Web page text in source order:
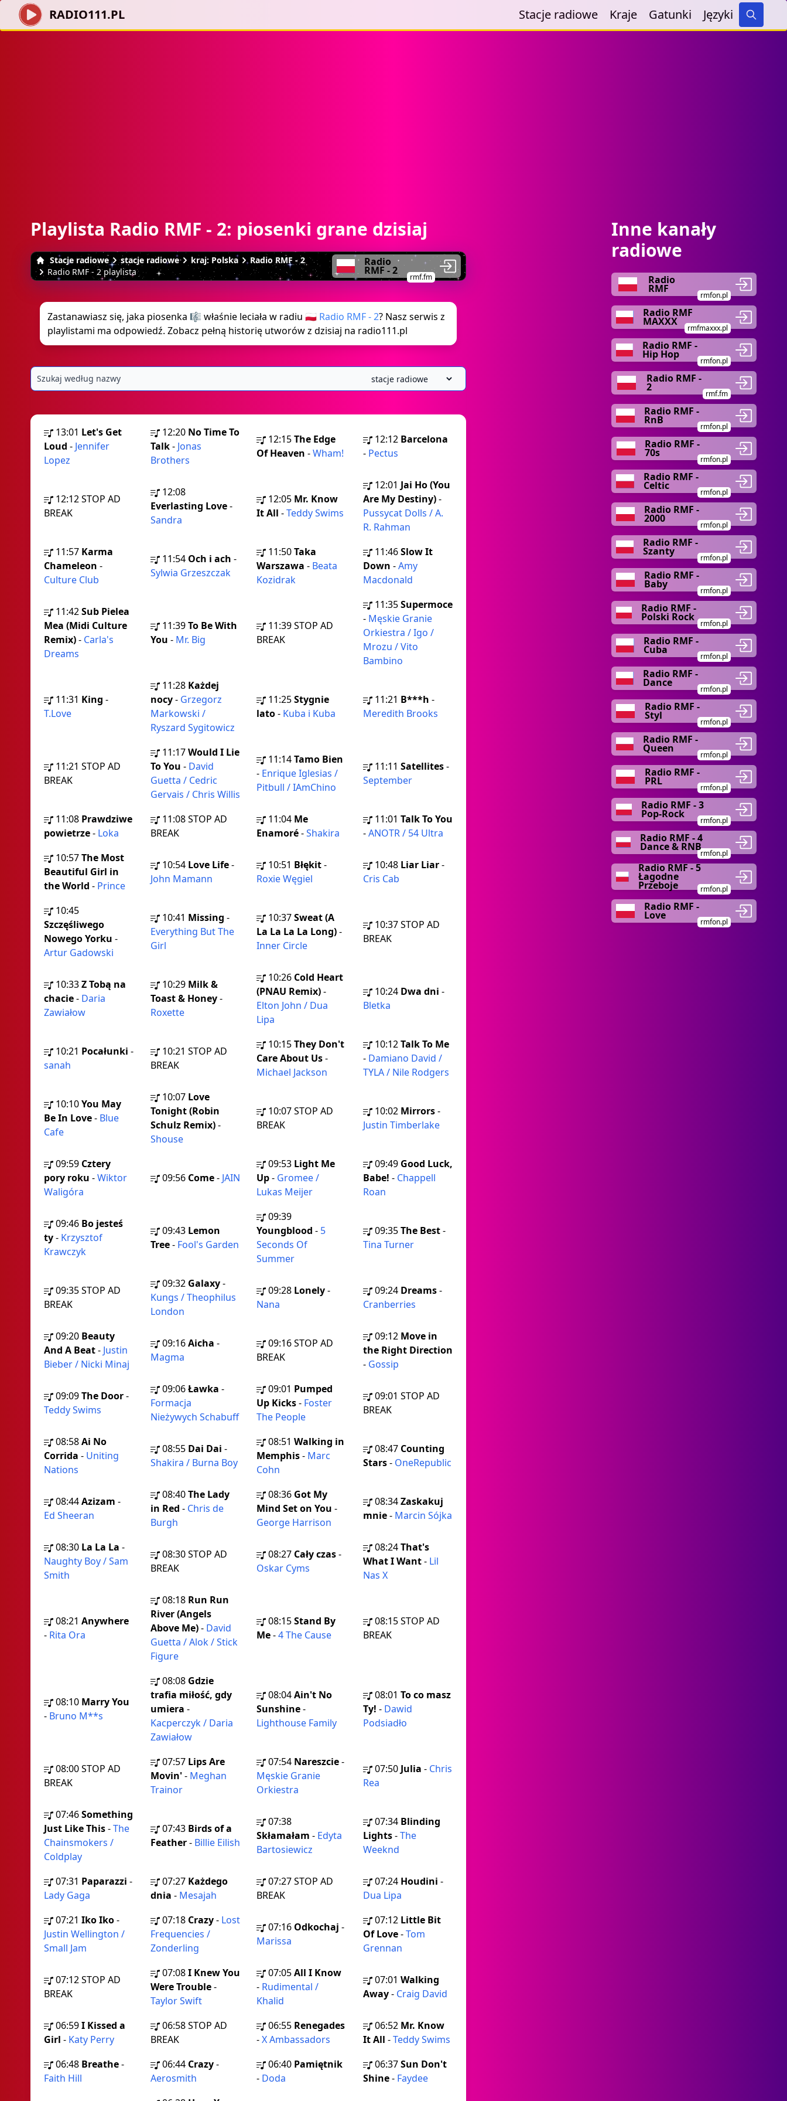
RADIO111.PL Stacje radiowe Kraje Gatunki Języki
Search
Playlista Radio RMF - 2: piosenki grane dzisiaj
Stacje radiowe stacje radiowe kraj: Polska
Radio RMF - 2
Radio RMF - 2 playlista
Radio
RMF - 2
rmf.fm
Zastanawiasz się, jaka piosenka 🎼 właśnie leciała w radiu 🇵🇱 Radio RMF - 2? Nasz serwis z
playlistami ma odpowiedź. Zobacz pełną historię utworów z dzisiaj na radio111.pl
13:01 Let's Get
Loud - Jennifer
Lopez
12:20 No Time To
Talk- Jonas
Brothers
12:15The Edge
Of Heaven -Wham!
12:12 Barcelona
- Pectus
12:12STOP AD
BREAK
12:08
Everlasting Love-
Sandra
12:05 Mr. Know
It All -Teddy Swims
12:01 Jai Ho (You
Are My Destiny)-
Pussycat Dolls / A.
R. Rahman
11:57 Karma
Chameleon -
Culture Club
11:54 Och i ach -
Sylwia Grzeszczak
11:50Taka
Warszawa - Beata
Kozidrak
11:46 Slow It
Down -Amy
Macdonald
11:42Sub Pielea
Mea (Midi Culture
Remix)- Carla's
Dreams
11:39 To Be With
You - Mr. Big
11:39STOP AD
BREAK
11:35 Supermoce
- Męskie Granie
Orkiestra / Igo /
Mrozu / Vito
Bambino
11:31 King -
T.Love
11:28 Każdej
nocy- Grzegorz
Markowski /
Ryszard Sygitowicz
11:25Stygnie
lato- Kuba i Kuba
11:21 B***h -
Meredith Brooks
11:21 STOP AD
BREAK
11:17 Would I Lie
To You - David
Guetta / Cedric
Gervais / Chris Willis
11:14Tamo Bien
- Enrique Iglesias /
Pitbull / IAmChino
11:11 Satellites-
September
11:08 Prawdziwe
powietrze- Loka
11:08 STOP AD
BREAK
11:04 Me
Enamoré-Shakira
11:01 Talk To You
-ANOTR / 54 Ultra
10:57The Most
Beautiful Girl in
the World - Prince
10:54 Love Life-
John Mamann
10:51 Błękit-
Roxie Węgiel
10:48 Liar Liar-
Cris Cab
10:45
Szczęśliwego
Nowego Yorku -
Artur Gadowski
10:41 Missing -
Everything But The
Girl
10:37Sweat (A
La La La La Long)-
Inner Circle
10:37 STOP AD
BREAK
10:33Z Tobą na
chacie- Daria
Zawiałow
10:29 Milk &
Toast & Honey-
Roxette
10:26 Cold Heart
(PNAU Remix)-
Elton John / Dua
Lipa
10:24 Dwa dni -
Bletka
10:21 Pocałunki -
sanah
10:21 STOP AD
BREAK
10:15They Don't
Care About Us-
Michael Jackson
10:12 Talk To Me
- Damiano David /
TYLA / Nile Rodgers
10:10You May
Be In Love- Blue
Cafe
10:07 Love
Tonight (Robin
Schulz Remix)-
Shouse
10:07STOP AD
BREAK
10:02 Mirrors-
Justin Timberlake
09:59 Cztery
pory roku -Wiktor
Waligóra
09:56 Come- JAIN
09:53 Light Me
Up- Gromee /
Lukas Meijer
09:49 Good Luck,
Babe! - Chappell
Roan
09:46 Bo jesteś
ty- Krzysztof
Krawczyk
09:43 Lemon
Tree- Fool's Garden
09:39
Youngblood - 5
Seconds Of
Summer
09:35 The Best-
Tina Turner
09:35STOP AD
BREAK
09:32 Galaxy-
Kungs / Theophilus
London
09:28 Lonely-
Nana
09:24 Dreams-
Cranberries
09:20 Beauty
And A Beat- Justin
Bieber / Nicki Minaj
09:16 Aicha -
Magma
09:16STOP AD
BREAK
09:12 Move in
the Right Direction
- Gossip
09:09The Door-
Teddy Swims
09:06 Ławka -
Formacja
Nieżywych Schabuff
09:01 Pumped
Up Kicks- Foster
The People
09:01 STOP AD
BREAK
08:58Ai No
Corrida - Uniting
Nations
08:55 Dai Dai -
Shakira / Burna Boy
08:51 Walking in
Memphis- Marc
Cohn
08:47 Counting
Stars- OneRepublic
08:44Azizam -
Ed Sheeran
08:40 The Lady
in Red - Chris de
Burgh
08:36 Got My
Mind Set on You -
George Harrison
08:34 Zaskakuj
mnie- Marcin Sójka
08:30 La La La -
Naughty Boy / Sam
Smith
08:30 STOP AD
BREAK
08:27 Cały czas-
Oskar Cyms
08:24 That's
What I Want- Lil
Nas X
08:21 Anywhere
- Rita Ora
08:18 Run Run
River (Angels
Above Me)- David
Guetta / Alok / Stick
Figure
08:15Stand By
Me-4 The Cause
08:15 STOP AD
BREAK
08:10 Marry You
- Bruno M**s
08:08 Gdzie
trafia miłość, gdy
umiera -
Kacperczyk / Daria
Zawiałow
08:04Ain't No
Sunshine-
Lighthouse Family
08:01 To co masz
Ty! - Dawid
Podsiadło
08:00STOP AD
BREAK
07:57 Lips Are
Movin'- Meghan
Trainor
07:54 Nareszcie-
Męskie Granie
Orkiestra
07:50 Julia - Chris
Rea
07:46Something
Just Like This-The
Chainsmokers /
Coldplay
07:43 Birds of a
Feather- Billie Eilish
07:38
Skłamałam - Edyta
Bartosiewicz
07:34 Blinding
Lights-The
Weeknd
07:31 Paparazzi -
Lady Gaga
07:27 Każdego
dnia - Mesajah
07:27STOP AD
BREAK
07:24 Houdini -
Dua Lipa
07:21 Iko Iko-
Justin Wellington /
Small Jam
07:18 Crazy- Lost
Frequencies /
Zonderling
07:16 Odkochaj -
Marissa
07:12 Little Bit
Of Love-Tom
Grennan
07:12STOP AD
BREAK
07:08 I Knew You
Were Trouble-
Taylor Swift
07:05All I Know
- Rudimental /
Khalid
07:01 Walking
Away- Craig David
06:59I Kissed a
Girl - Katy Perry
06:58 STOP AD
BREAK
06:55 Renegades
-X Ambassadors
06:52 Mr. Know
It All -Teddy Swims
06:48 Breathe-
Faith Hill
06:44 Crazy-
Aerosmith
06:40 Pamiętnik
- Doda
06:37 Sun Don't
Shine- Faydee
Inne kanały
radiowe
Radio
RMF
rmfon.pl
Radio RMF
MAXXX
rmfmaxxx.pl
Radio RMF -
Hip Hop
rmfon.pl
Radio RMF -
2
rmf.fm
Radio RMF -
RnB
rmfon.pl
Radio RMF -
70s
rmfon.pl
Radio RMF -
Celtic
rmfon.pl
Radio RMF -
2000
rmfon.pl
Radio RMF -
Szanty
rmfon.pl
Radio RMF -
Baby
rmfon.pl
Radio RMF -
Polski Rock
rmfon.pl
Radio RMF -
Cuba
rmfon.pl
Radio RMF -
Dance
rmfon.pl
Radio RMF -
Styl
rmfon.pl
Radio RMF -
Queen
rmfon.pl
Radio RMF -
PRL
rmfon.pl
Radio RMF - 3
Pop-Rock
rmfon.pl
Radio RMF - 4
Dance & RNB
rmfon.pl
Radio RMF - 5
Łagodne
Przeboje rmfon.pl
Radio RMF -
Love
rmfon.pl